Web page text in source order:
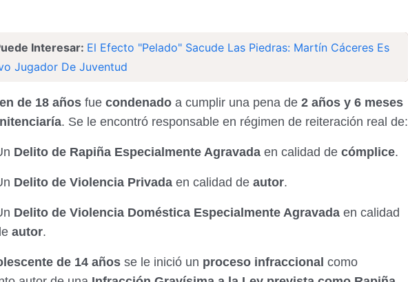
Interesar: El Efecto "Pelado" Sacude Las Piedras: Martín Cáceres Es
Jugador De Juventud
de 18 años fue condenado a cumplir una pena de 2 años y 6 meses
. Se le encontró responsable en régimen de reiteración real de:
Delito de Rapiña Especialmente Agravada en calidad de cómplice.
Delito de Violencia Privada en calidad de autor.
Delito de Violencia Doméstica Especialmente Agravada en calidad
autor.
de 14 años se le inició un proceso infraccional como